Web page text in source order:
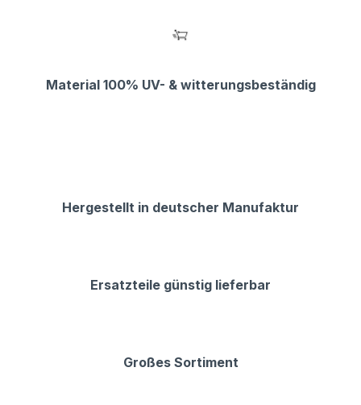
Material 100% UV- & witterungsbeständig
Hergestellt in deutscher Manufaktur
Ersatzteile günstig lieferbar
Großes Sortiment